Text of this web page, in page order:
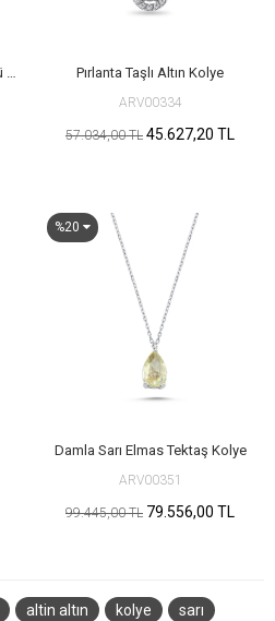
Pırlanta Taşlı Kalp ve Mine Gözlü Kırmızı Altın Kolye Pırlanta Taşlı Altın Kolye
ARV00334
57.034,00 TL 45.627,20 TL
%20
Damla Sarı Elmas Tektaş Kolye
ARV00351
99.445,00 TL 79.556,00 TL
altin altın kolye
sarı